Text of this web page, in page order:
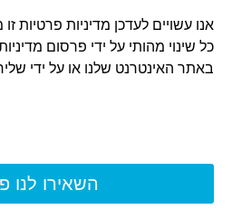
אנו עשויים לעדכן מדיניות פרטיות
כל שינוי מהותי על ידי פרסום
באתר האינטרנט שלנו או על ידי
השאירו לנו